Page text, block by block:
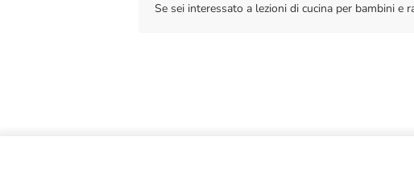
Se sei interessato a lezioni di cucina per bambini e